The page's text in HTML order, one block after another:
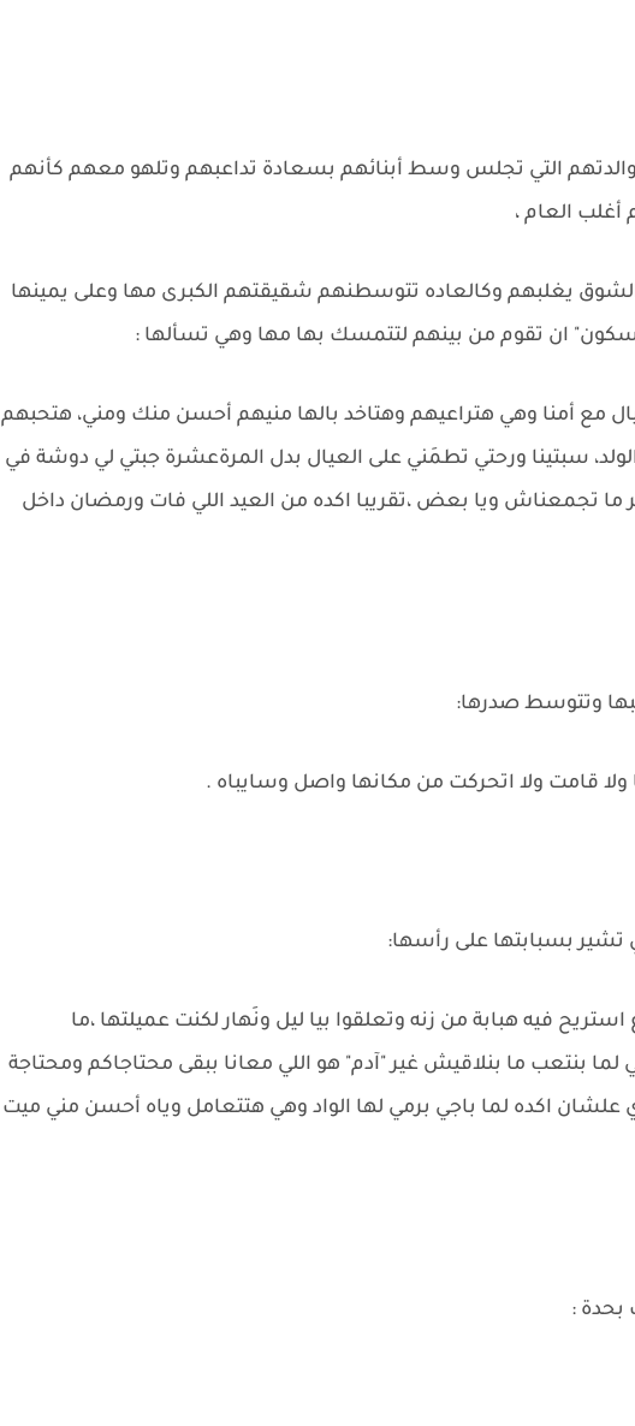
والدتهم التي تجلس وسط أبنائهم بسعادة تداعبهم وتلهو معهم كأنهم
العام ،
يغلبهم وكالعاده تتوسطنهم شقيقتهم الكبرى مها وعلى يمينها
ان تقوم من بينهم لتتمسك بها مها وهي تسألها :
مع أمنا وهي هتراعيهم وهتاخد بالها منيهم أحسن منك ومني، هتحبهم
سبتينا ورحتي تطمَني على العيال بدل المرةعشرة جبتي لي دوشة في
ما تجمعناش ويا بعض ،تقريبا اكده من العيد اللي فات ورمضان داخل
وتتوسط صدرها:
ولا قامت ولا اتحركت من مكانها واصل وسايباه .
بسبابتها على رأسها:
فيه هبابة من زنه وتعلقوا بيا ليل ونَهار لكنت عميلتها ،ما
بنتعب ما بنلاقيش غير "آدم" هو اللي معانا ببقى محتاجاكم ومحتاجة
علشان اكده لما باجي برمي لها الواد وهي هتتعامل وياه أحسن مني ميت
بحدة :